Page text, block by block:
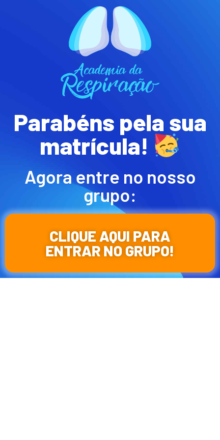
Parabéns pela sua
matrícula!
Agora entre no nosso
grupo:
CLIQUE AQUI PARA
ENTRAR NO GRUPO!